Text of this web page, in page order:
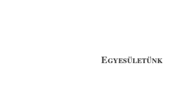
Egyesületünk